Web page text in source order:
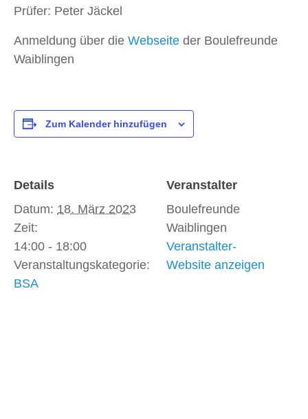
Prüfer: Peter Jäckel
Anmeldung über die Webseite der Boulefreunde
Waiblingen
Zum Kalender hinzufügen
Details
Datum: 18. März 2023
Zeit:
14:00 - 18:00
Veranstaltungskategorie:
BSA
Veranstalter
Boulefreunde
Waiblingen
Veranstalter-
Website anzeigen